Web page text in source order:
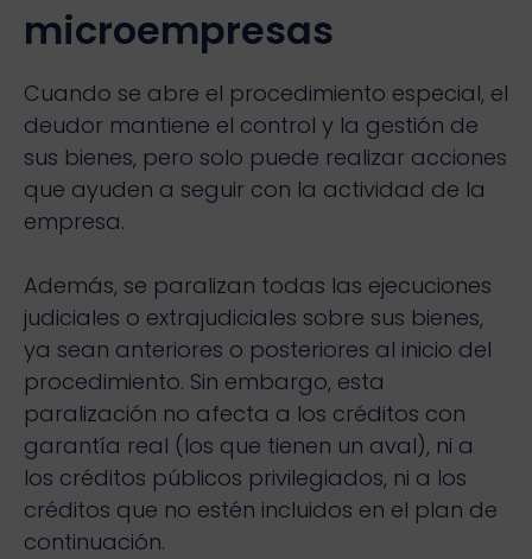
microempresas
Cuando se abre el procedimiento especial, el
deudor mantiene el control y la gestión de
sus bienes, pero solo puede realizar acciones
que ayuden a seguir con la actividad de la
empresa.
Además, se paralizan todas las ejecuciones
judiciales o extrajudiciales sobre sus bienes,
ya sean anteriores o posteriores al inicio del
procedimiento. Sin embargo, esta
paralización no afecta a los créditos con
garantía real (los que tienen un aval), ni a
los créditos públicos privilegiados, ni a los
créditos que no estén incluidos en el plan de
continuación.